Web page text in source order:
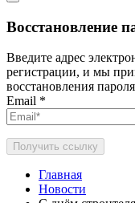
Восстановление
Введите адрес
регистрации, и мы
восстановления пароля
Email *
Получить ссылку
Главная
Новости